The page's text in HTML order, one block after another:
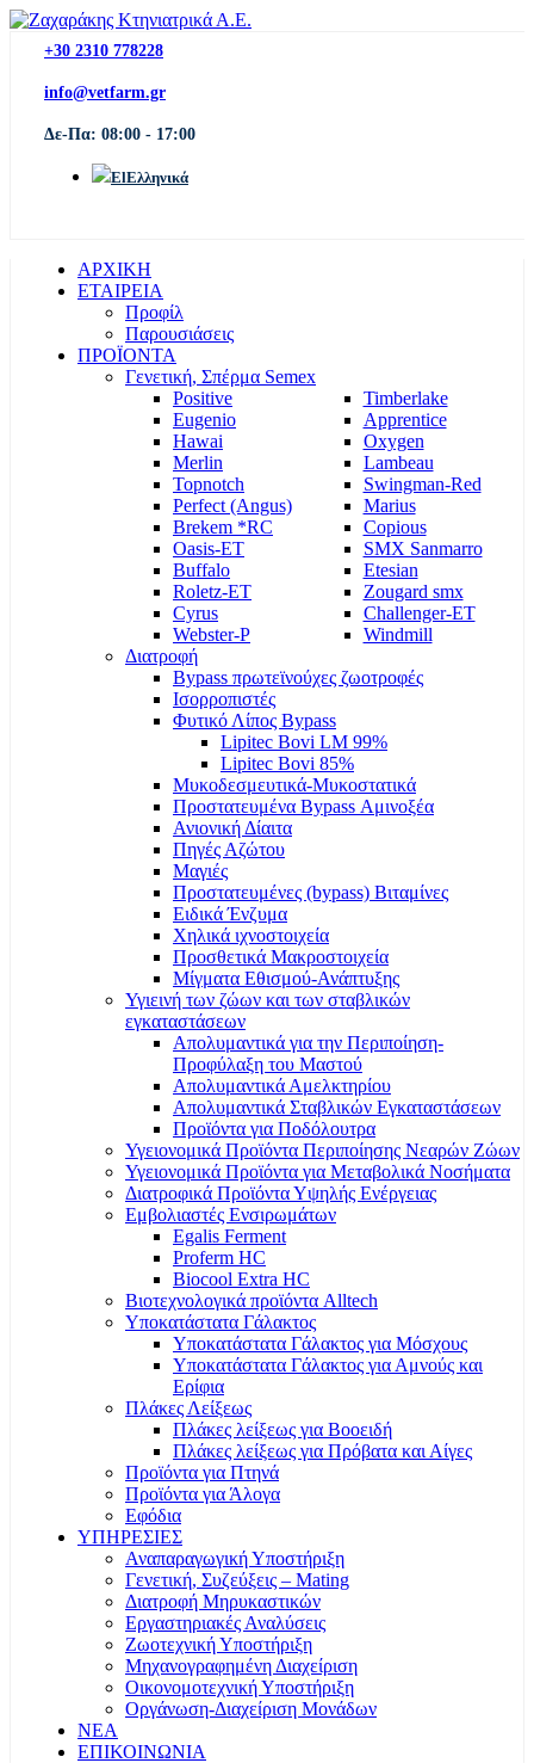
+30 2310 778228
info@vetfarm.gr
Δε-Πα: 08:00 - 17:00
Ελληνικά
ΑΡΧΙΚΗ
ΕΤΑΙΡΕΙΑ
Προφίλ
Παρουσιάσεις
ΠΡΟΪΟΝΤΑ
Γενετική, Σπέρμα Semex
Positive
Eugenio
Hawai
Merlin
Topnotch
Perfect (Angus)
Brekem *RC
Oasis-ET
Buffalo
Roletz-ET
Cyrus
Webster-P
Timberlake
Apprentice
Oxygen
Lambeau
Swingman-Red
Marius
Copious
SMX Sanmarro
Etesian
Zougard smx
Challenger-ET
Windmill
Διατροφή
Bypass πρωτεϊνούχες ζωοτροφές
Ισορροπιστές
Φυτικό Λίπος Bypass
Lipitec Bovi LM 99%
Lipitec Bovi 85%
Μυκοδεσμευτικά-Μυκοστατικά
Προστατευμένα Bypass Αμινοξέα
Ανιονική Δίαιτα
Πηγές Αζώτου
Μαγιές
Προστατευμένες (bypass) Βιταμίνες
Ειδικά Ένζυμα
Χηλικά ιχνοστοιχεία
Προσθετικά Μακροστοιχεία
Μίγματα Εθισμού-Ανάπτυξης
Υγιεινή των ζώων και των σταβλικών
εγκαταστάσεων
Απολυμαντικά για την Περιποίηση-
Προφύλαξη του Μαστού
Απολυμαντικά Αμελκτηρίου
Απολυμαντικά Σταβλικών Εγκαταστάσεων
Προϊόντα για Ποδόλουτρα
Υγειονομικά Προϊόντα Περιποίησης Νεαρών Ζώων
Υγειονομικά Προϊόντα για Μεταβολικά Νοσήματα
Διατροφικά Προϊόντα Υψηλής Ενέργειας
Εμβολιαστές Ενσιρωμάτων
Egalis Ferment
Proferm HC
Biocool Extra HC
Βιοτεχνολογικά προϊόντα Alltech
Υποκατάστατα Γάλακτος
Υποκατάστατα Γάλακτος για Μόσχους
Υποκατάστατα Γάλακτος για Αμνούς και
Ερίφια
Πλάκες Λείξεως
Πλάκες λείξεως για Βοοειδή
Πλάκες λείξεως για Πρόβατα και Αίγες
Προϊόντα για Πτηνά
Προϊόντα για Άλογα
Εφόδια
ΥΠΗΡΕΣΙΕΣ
Αναπαραγωγική Υποστήριξη
Γενετική, Συζεύξεις – Mating
Διατροφή Μηρυκαστικών
Εργαστηριακές Αναλύσεις
Ζωοτεχνική Υποστήριξη
Μηχανογραφημένη Διαχείριση
Οικονομοτεχνική Υποστήριξη
Οργάνωση-Διαχείριση Μονάδων
ΝΕΑ
ΕΠΙΚΟΙΝΩΝΙΑ